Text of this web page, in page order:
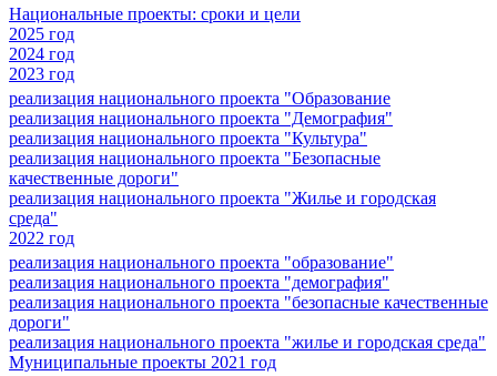
Национальные проекты: сроки и цели
2025 год
2024 год
2023 год
реализация национального проекта "Образование
реализация национального проекта "Демография"
реализация национального проекта "Культура"
реализация национального проекта "Безопасные
качественные дороги"
реализация национального проекта "Жилье и городская
среда"
2022 год
реализация национального проекта "образование"
реализация национального проекта "демография"
реализация национального проекта "безопасные качественные
дороги"
реализация национального проекта "жилье и городская среда"
Муниципальные проекты 2021 год